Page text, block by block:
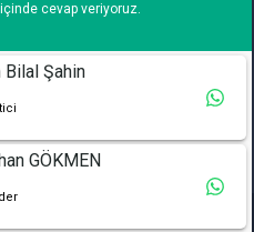
Cd. A1 A Blok D : 19 Kat :1
/ İSTANBUL
Tanitimyazisi.com.tr
cevap veriyoruz.
Bilal Şahin
GÖKMEN